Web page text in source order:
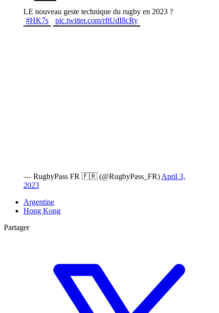
LE nouveau geste technique du rugby en 2023 ?
#HK7s
pic.twitter.com/rftUdI8cRy
— RugbyPass FR 🇫🇷 (@RugbyPass_FR) April 3,
2023
Argentine
Hong Kong
Partager